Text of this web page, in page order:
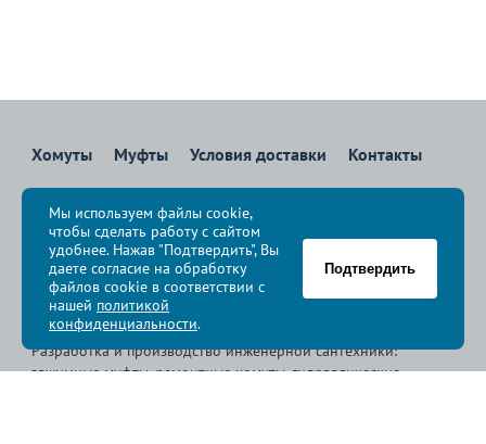
Хомуты Муфты Условия доставки Контакты
8 800 700-83-36
Звоните бесплатно с 08:00 до 17:00 по Москве
политика конфиденциальности
© Группа компаний « », 2009-2026
Разработка и производство инженерной сантехники:
зажимные муфты, ремонтные хомуты, гидравлические
Мы используем файлы cookie,
чтобы сделать работу с сайтом
удобнее. Нажав "Подтвердить", Вы
даете согласие на обработку
файлов cookie в соответствии с
нашей политикой
конфиденциальности.
Подтвердить